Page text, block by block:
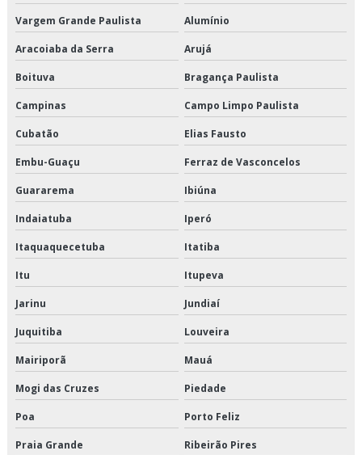
Serviço de distribuição de alimentos climatizados
Serviço de distribuição de alimentos congelados
Serviço de distribuição de alimentos refrigerados
Serviço de entrega de perecíveis
Serviço de entrega de perecíveis em são paulo
Serviço de entrega de perecíveis em sp
Serviço de entrega de refrigerados
Serviço de entregas fracionadas
Serviço de logística de alimentos
Serviço de logística de alimentos congelados
Serviço de logística para perecíveis
Vargem Grande Paulista Alumínio
Aracoiaba da Serra Arujá
Boituva Bragança Paulista
Campinas Campo Limpo Paulista
Cubatão Elias Fausto
Embu-Guaçu Ferraz de Vasconcelos
Guararema Ibiúna
Indaiatuba Iperó
Itaquaquecetuba Itatiba
Itu Itupeva
Jarinu Jundiaí
Juquitiba Louveira
Mairiporã Mauá
Mogi das Cruzes Piedade
Poa Porto Feliz
Praia Grande Ribeirão Pires